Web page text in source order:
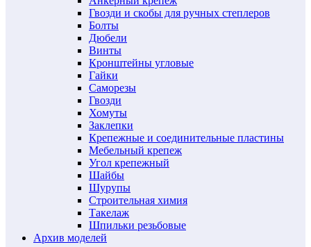
Гвозди и скобы для ручных степлеров
Болты
Дюбели
Винты
Кронштейны угловые
Гайки
Саморезы
Гвозди
Хомуты
Заклепки
Крепежные и соединительные пластины
Мебельный крепеж
Угол крепежный
Шайбы
Шурупы
Строительная химия
Такелаж
Шпильки резьбовые
Архив моделей